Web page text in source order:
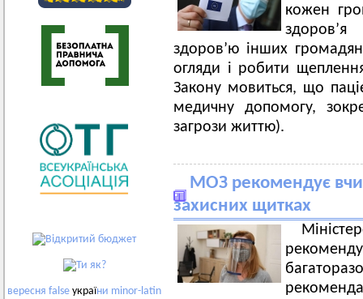
вересня false україни minor-latin
кожен
здоров’ю інших
огляди і робити
Закону мовиться, що
медичну допомогу,
загрози життю).
МОЗ рекомендує
захисних щитках